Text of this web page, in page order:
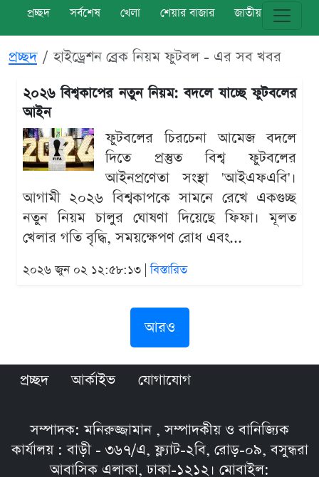
প্রচ্ছদ সর্বশেষ খেলা শেয়ার বাজার জাতীয় বিশ্ব
প্রচ্ছদ হাইড্রেশন ব্রেক নিয়ম ফুটবল - এর সব খবর
২০২৬ বিশ্বকাপের নতুন নিয়ম: বদলে যাচ্ছে ফুটবলের
আইন
ফুটবলের চিরচেনা আমেজ বদলে
দিতে প্রস্তুত বিশ্ব ফুটবলের
আইনপ্রণেতা সংস্থা 'আইএফএবি'।
আগামী ২০২৬ বিশ্বকাপকে সামনে রেখে একগুচ্ছ
নতুন নিয়ম চালুর ঘোষণা দিয়েছে ফিফা। মূলত
খেলার গতি বৃদ্ধি, সময়ক্ষেপণ রোধ এবং...
২০২৬ জুন ০২ ১২:৫৮:১৩ |বিস্তারিত
আরও
প্রচ্ছদ আর্কাইভ যোগাযোগ
সম্পাদক: মনিরুজ্জামান , সম্পাদকীয় ও বানিজ্যিক
কার্যালয় : বাড়ী - ৩৬৭/এ, ফ্ল্যাট-২বি, রোড়-০৯, বসুন্ধরা
আবাসিক এলাকা, ঢাকা-১২১২। মোবাইল: